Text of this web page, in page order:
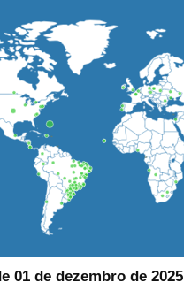
01 de dezembro de